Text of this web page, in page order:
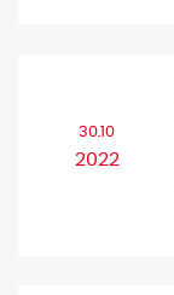
30.10
2022